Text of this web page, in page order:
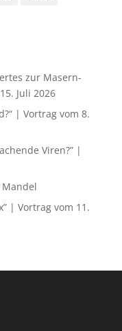
zur Masern-
Juli 2026
| Vortrag vom 8.
Viren?” |
| Vortrag vom 11.